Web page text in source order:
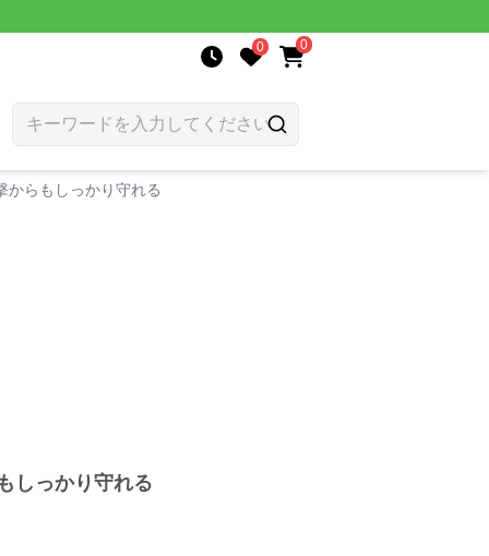
0 0
からもしっかり守れる
しっかり守れる